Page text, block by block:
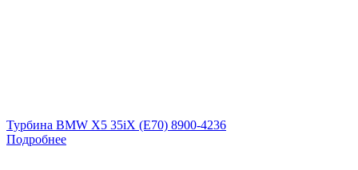
Турбина BMW X5 35iX (E70) 8900-4236
Подробнее